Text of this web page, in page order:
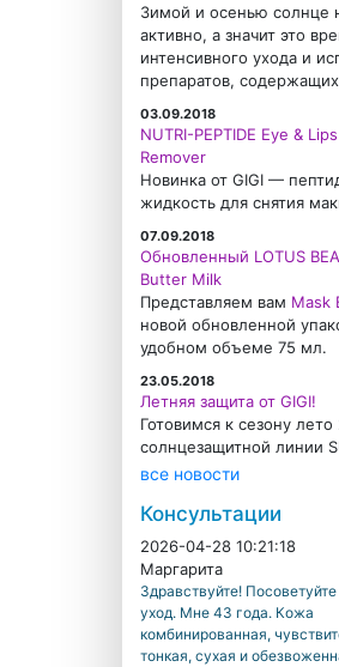
Зимой и осенью солнце
активно, а значит это
интенсивного ухода и
препаратов, содержащих
03.09.2018
NUTRI-PEPTIDE Eye &
Remover
Новинка от GIGI —
жидкость для снятия
07.09.2018
Обновленный LOTUS
Butter Milk
Представляем вам Mask
новой обновленной
удобном объеме 75 мл.
23.05.2018
Летняя защита от GIGI!
Готовимся к сезону
солнцезащитной линии
все новости
Консультации
2026-04-28 10:21:18
Маргарита
Здравствуйте!
уход. Мне 43 года. Кожа
комбинированная,
тонкая, сухая и